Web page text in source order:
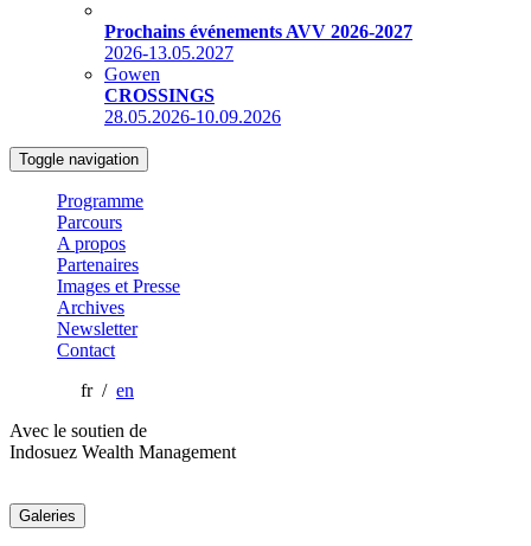
Prochains événements AVV 2026-2027
2026-13.05.2027
Gowen
CROSSINGS
28.05.2026-10.09.2026
Toggle navigation
Programme
Parcours
A propos
Partenaires
Images et Presse
Archives
Newsletter
Contact
fr / en
Avec le soutien de
Indosuez Wealth Management
Galeries